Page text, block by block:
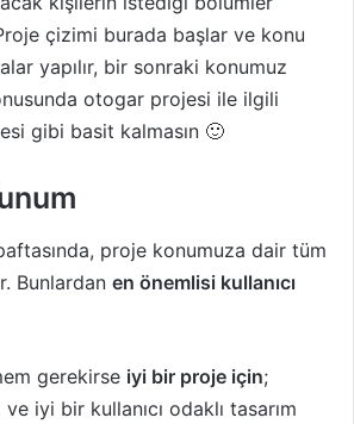
çizimi burada başlar ve konu
yapılır, bir sonraki konumuz
otogar projesi ile ilgili
gibi basit kalmasın 🙂
proje konumuza dair tüm
Bunlardan en önemlisi kullanıcı
gerekirse iyi bir proje için;
iyi bir kullanıcı odaklı tasarım